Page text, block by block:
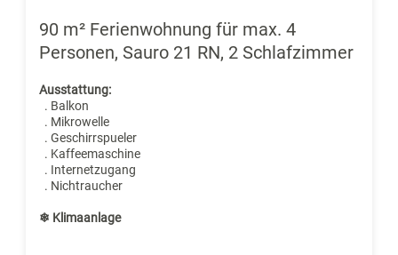
90 m² Ferienwohnung für max. 4
Personen, Sauro 21 RN, 2 Schlafzimmer
Ausstattung:
. Balkon
. Mikrowelle
. Geschirrspueler
. Kaffeemaschine
. Internetzugang
. Nichtraucher
❄ Klimaanlage